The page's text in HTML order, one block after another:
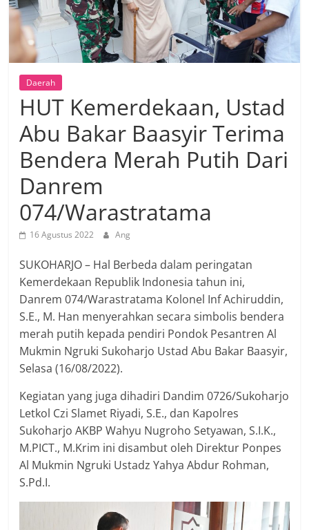
Daerah
HUT Kemerdekaan, Ustad
Abu Bakar Baasyir Terima
Bendera Merah Putih Dari
Danrem
074/Warastratama
16 Agustus 2022 Ang
SUKOHARJO – Hal Berbeda dalam peringatan
Kemerdekaan Republik Indonesia tahun ini,
Danrem 074/Warastratama Kolonel Inf Achiruddin,
S.E., M. Han menyerahkan secara simbolis bendera
merah putih kepada pendiri Pondok Pesantren Al
Mukmin Ngruki Sukoharjo Ustad Abu Bakar Baasyir,
Selasa (16/08/2022).
Kegiatan yang juga dihadiri Dandim 0726/Sukoharjo
Letkol Czi Slamet Riyadi, S.E., dan Kapolres
Sukoharjo AKBP Wahyu Nugroho Setyawan, S.I.K.,
M.PICT., M.Krim ini disambut oleh Direktur Ponpes
Al Mukmin Ngruki Ustadz Yahya Abdur Rohman,
S.Pd.I.